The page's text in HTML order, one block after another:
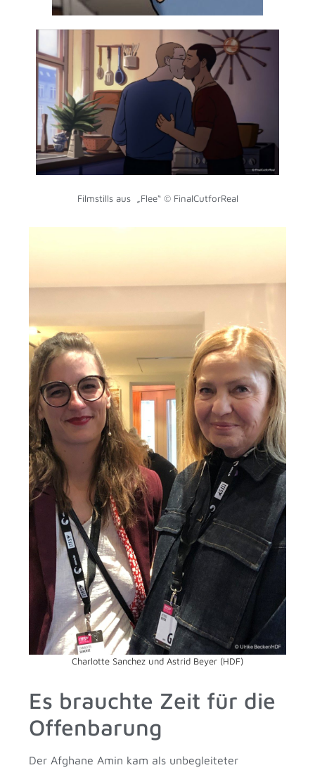
Filmstills aus „Flee“ © FinalCutforReal
Charlotte Sanchez und Astrid Beyer (HDF)
Es brauchte Zeit für die
Offenbarung
Der Afghane Amin kam als unbegleiteter